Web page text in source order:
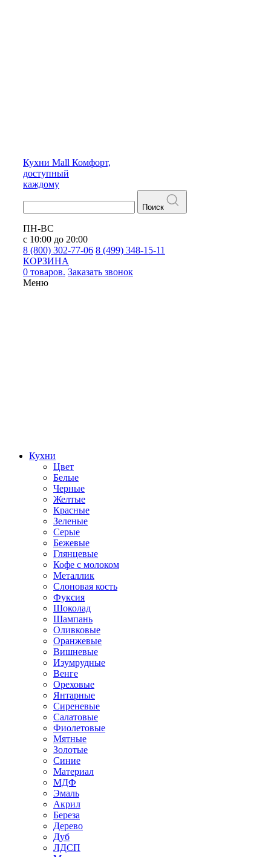
Кухни Mall Комфорт,
доступный
каждому
Поиск
ПН-ВС
с 10:00 до 20:00
8 (800) 302-77-06 8 (499) 348-15-11
КОРЗИНА
0 товаров. Заказать звонок
Меню
Кухни
Цвет
Белые
Черные
Желтые
Красные
Зеленые
Серые
Бежевые
Глянцевые
Кофе с молоком
Металлик
Слоновая кость
Фуксия
Шоколад
Шампань
Оливковые
Оранжевые
Вишневые
Изумрудные
Венге
Ореховые
Янтарные
Сиреневые
Салатовые
Фиолетовые
Мятные
Золотые
Синие
Материал
МДФ
Эмаль
Акрил
Береза
Дерево
Дуб
ЛДСП